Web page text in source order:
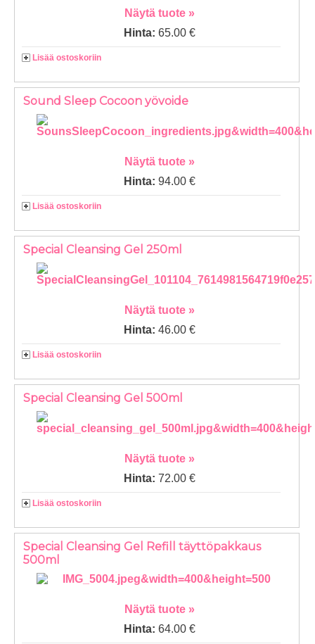
Näytä tuote »
Hinta:65.00 €
Lisää ostoskoriin
Sound Sleep Cocoon yövoide
Näytä tuote »
Hinta:94.00 €
Lisää ostoskoriin
Special Cleansing Gel 250ml
Näytä tuote »
Hinta:46.00 €
Lisää ostoskoriin
Special Cleansing Gel 500ml
Näytä tuote »
Hinta:72.00 €
Lisää ostoskoriin
Special Cleansing Gel Refill täyttöpakkaus
500ml
Näytä tuote »
Hinta:64.00 €